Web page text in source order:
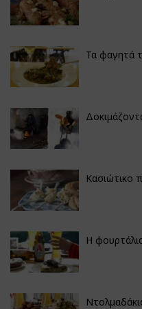
Τα φαγητά
Κασιώτικο
Η